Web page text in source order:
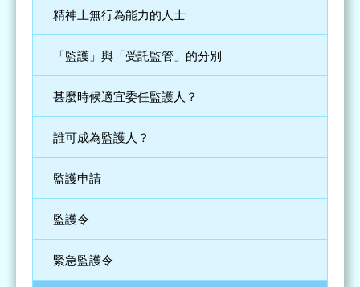
緊急監護令
監護令
監護申請
誰可成為監護人？
甚麼時候適宜委任監護人？
「監護」與「受託監管」的分別
精神上無行為能力的人士